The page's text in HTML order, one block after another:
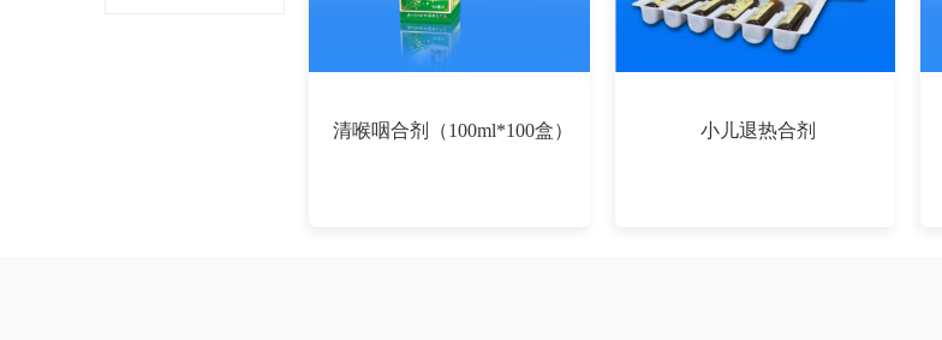
清喉咽合剂（100ml*100盒） 小儿退热合剂